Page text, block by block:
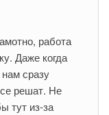
работа
Даже когда
сразу
решат. Не
тут из-за